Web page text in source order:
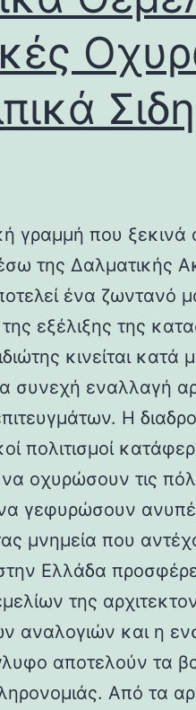
γραμμή που ξεκινά
της Δαλματικής
ένα ζωντανό
της εξέλιξης της
κινείται κατά
συνεχή εναλλαγή
Η
πολιτισμοί
οχυρώσουν τις
γεφυρώσουν
μνημεία που
Ελλάδα
της
αναλογιών και η
αποτελούν τα
Από τα